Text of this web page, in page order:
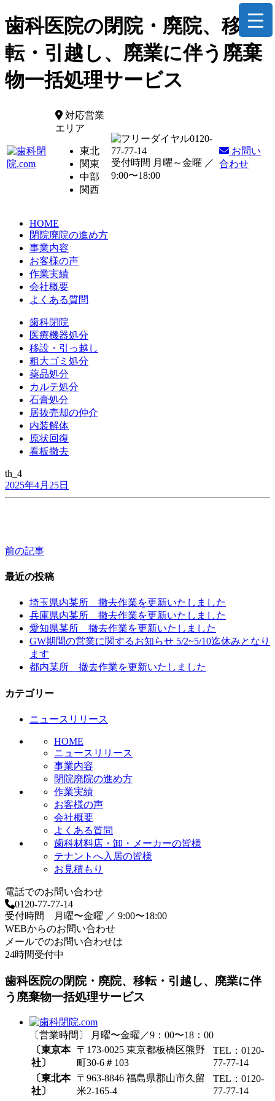
歯科医院の閉院・廃院、移
転・引越し、廃業に伴う廃棄
物一括処理サービス
対応営業
エリア
東北
関東
中部
関西
0120-
77-77-14
受付時間 月曜～金曜 ／
9:00〜18:00
お問い
合わせ
HOME
閉院廃院の進め方
事業内容
お客様の声
作業実績
会社概要
よくある質問
歯科閉院
医療機器処分
移設・引っ越し
粗大ゴミ処分
薬品処分
カルテ処分
石膏処分
居抜売却の仲介
内装解体
原状回復
看板撤去
th_4
2025年4月25日
投
稿
ョ
前の記事
最近の投稿
埼玉県内某所 撤去作業を更新いたしました
兵庫県内某所 撤去作業を更新いたしました
愛知県某所 撤去作業を更新いたしました
GW期間の営業に関するお知らせ 5/2~5/10迄休みとなり
ます
都内某所 撤去作業を更新いたしました
カテゴリー
ニュースリリース
HOME
ニュースリリース
事業内容
閉院廃院の進め方
作業実績
お客様の声
会社概要
よくある質問
歯科材料店・卸・メーカーの皆様
テナントへ入居の皆様
お見積もり
電話でのお問い合わせ
0120-77-77-14
受付時間 月曜〜金曜 ／ 9:00〜18:00
WEBからのお問い合わせ
メールでのお問い合わせは
24時間受付中
歯科医院の閉院・廃院、移転・引越し、廃業に伴
う廃棄物一括処理サービス
〔営業時間〕 月曜〜金曜／9：00〜18：00
〔東京本
社〕
〒173-0025 東京都板橋区熊野
町30-6＃103
TEL：0120-
77-77-14
〔東北本
社〕
〒963-8846 福島県郡山市久留
米2-165-4
TEL：0120-
77-77-14